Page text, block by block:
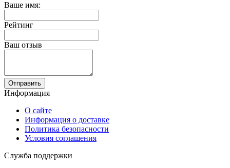
Ваше имя:
Рейтинг
Ваш отзыв
Отправить
Информация
О сайте
Информация о доставке
Политика безопасности
Условия соглашения
Служба поддержки